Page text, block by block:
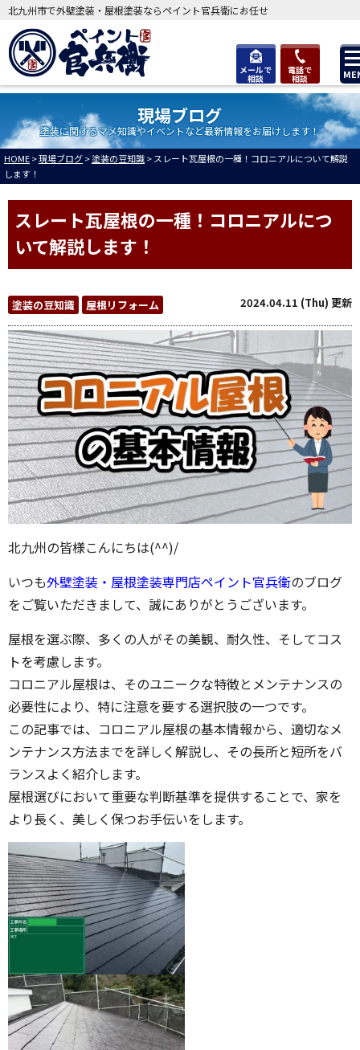
メールで
相談
電話で
相談
北九州市で外壁塗装・屋根塗装ならペイント官兵衛にお任せ
現場ブログ
塗装に関するマメ知識やイベントなど最新情報をお届けします！
HOME>現場ブログ>塗装の豆知識> スレート瓦屋根の一種！コロニアルについて解説
します！
スレート瓦屋根の一種！コロニアルにつ
いて解説します！
塗装の豆知識 屋根リフォーム 2024.04.11 (Thu) 更新
北九州の皆様こんにちは(^^)/
いつも外壁塗装・屋根塗装専門店ペイント官兵衛のブログ
をご覧いただきまして、誠にありがとうございます。
屋根を選ぶ際、多くの人がその美観、耐久性、そしてコス
トを考慮します。
コロニアル屋根は、そのユニークな特徴とメンテナンスの
必要性により、特に注意を要する選択肢の一つです。
この記事では、コロニアル屋根の基本情報から、適切なメ
ンテナンス方法までを詳しく解説し、その長所と短所をバ
ランスよく紹介します。
屋根選びにおいて重要な判断基準を提供することで、家を
より長く、美しく保つお手伝いをします。